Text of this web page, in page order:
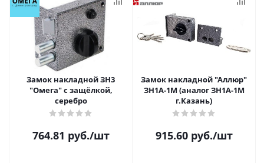
Замок накладной ЗН3
"Омега" с защёлкой,
серебро
764.81 руб./шт
Замок накладной "Аллюр"
ЗН1А-1М (аналог ЗН1А-1М
г.Казань)
915.60руб./шт